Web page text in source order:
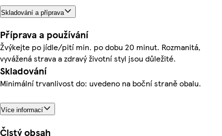
Skladování a příprava
Příprava a používání
Žvýkejte po jídle/pití min. po dobu 20 minut. Rozmanitá,
vyvážená strava a zdravý životní styl jsou důležité.
Skladování
Minimální trvanlivost do: uvedeno na boční straně obalu.
Více informací
Čistý obsah